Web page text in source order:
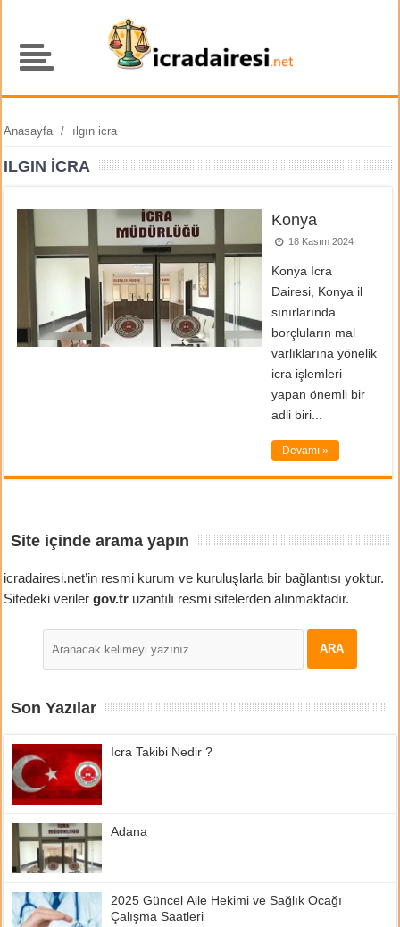
Anasayfa / ılgın icra
ILGIN ICRA
Konya
18 Kasım 2024
Konya İcra
Dairesi, Konya il
sınırlarında
borçluların mal
varlıklarına yönelik
icra işlemleri
yapan önemli bir
adli biri...
Devamı »
Site içinde arama yapın
icradairesi.net’in resmi kurum ve kuruluşlarla bir bağlantısı yoktur.
Sitedeki verilergov.tr uzantılı resmi sitelerden alınmaktadır.
Son Yazılar
İcra Takibi Nedir ?
Adana
2025 Güncel Aile Hekimi ve Sağlık Ocağı
Çalışma Saatleri